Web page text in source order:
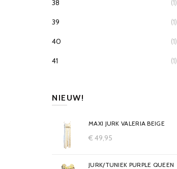
38 (1)
39 (1)
40 (1)
41 (1)
NIEUW!
MAXI JURK VALERIA BEIGE
€ 49,95
JURK/TUNIEK PURPLE QUEEN